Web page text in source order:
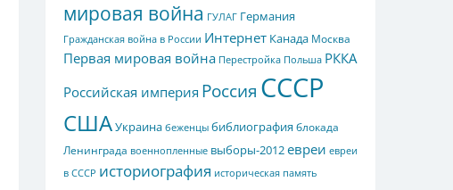
мировая война ГУЛАГ Германия
Гражданская война в России Интернет Канада Москва
Первая мировая война Перестройка Польша РККА
Российская империя Россия СССР
СШАУкраина беженцы библиография блокада
Ленинграда военнопленные выборы-2012евреи евреи
в СССР историография историческая память